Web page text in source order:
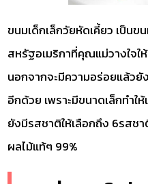
ขนมเด็กเล็กวัยหัดเคี้ยว เป็นข
สหรัฐอเมริกาที่คุณแม่วางใจใ
นอกจากจะมีความอร่อยแล้ว
อีกด้วย เพราะมีขนาดเล็กทำใ
ยังมีรสชาติให้เลือกถึง 6รสช
ผลไม้แท้ๆ 99%